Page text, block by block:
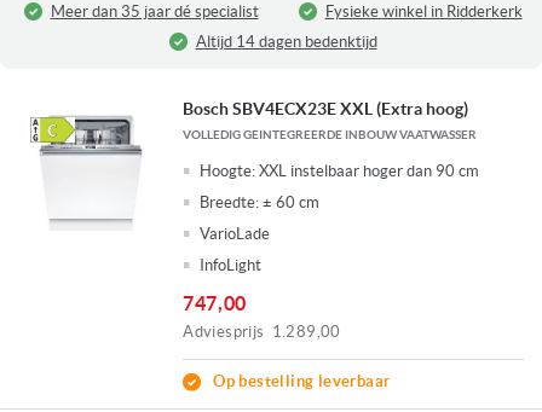
Meer dan 35 jaar dé specialist
Fysieke winkel in Ridderkerk
Altijd 14 dagen bedenktijd
Bosch SBV4ECX23E XXL (Extra hoog)
VOLLEDIG GEINTEGREERDE INBOUW VAATWASSER
Hoogte: XXL instelbaar hoger dan 90 cm
Breedte: ± 60 cm
VarioLade
InfoLight
747,00
Adviesprijs 1.289,00
Op bestelling leverbaar